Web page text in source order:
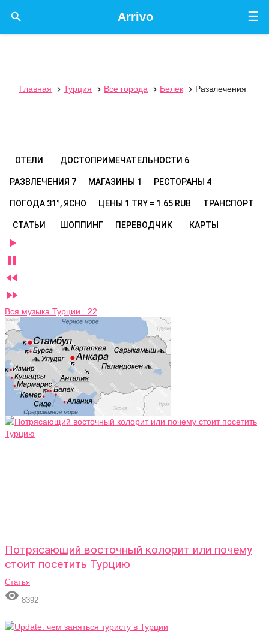
☰
Arrivo

Главная  Турция  Все города  Белек  Развлечения
ОТЕЛИ ДОСТОПРИМЕЧАТЕЛЬНОСТИ 6
РАЗВЛЕЧЕНИЯ 7 МАГАЗИНЫ 1 РЕСТОРАНЫ 4
ПОГОДА 31°, ЯСНО ЦЕНЫ 1 TRY = 1.65 RUB ТРАНСПОРТ
СТАТЬИ ШОППИНГ ПЕРЕВОДЧИК КАРТЫ




Вся музыка Турции 22
Потрясающий восточный колорит или почему
стоит посетить Турцию
Статья
 8392